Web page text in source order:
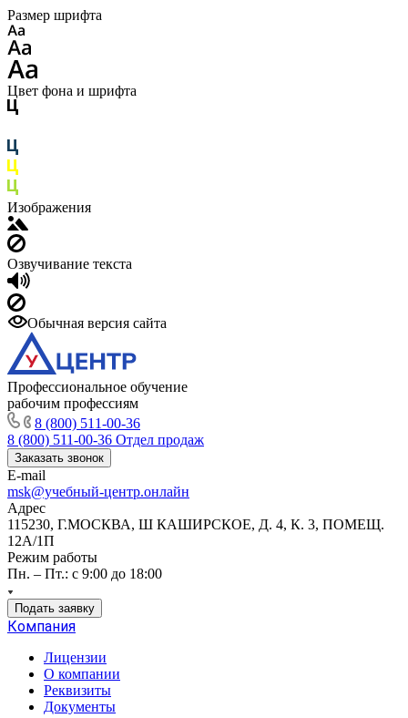
Размер шрифта
Цвет фона и шрифта
Изображения
Озвучивание текста
Обычная версия сайта
Профессиональное обучение
рабочим профессиям
8 (800) 511-00-36
8 (800) 511-00-36 Отдел продаж
Заказать звонок
E-mail
msk@учебный-центр.онлайн
Адрес
115230, Г.МОСКВА, Ш КАШИРСКОЕ, Д. 4, К. 3, ПОМЕЩ.
12А/1П
Режим работы
Пн. – Пт.: с 9:00 до 18:00
Подать заявку
Компания
Лицензии
О компании
Реквизиты
Документы